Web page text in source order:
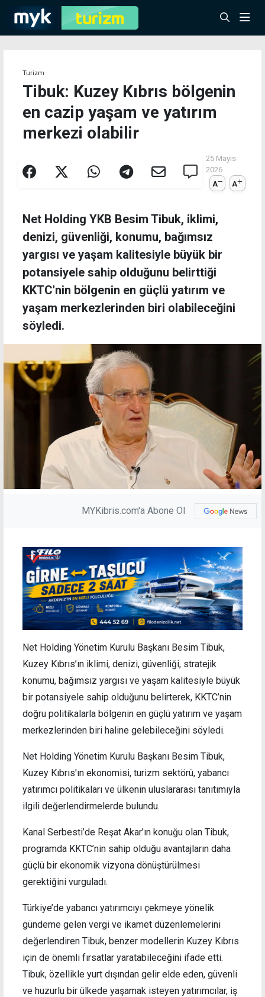
Turizm
Tibuk: Kuzey Kıbrıs bölgenin
en cazip yaşam ve yatırım
merkezi olabilir
25 Mayıs
2026
A
A
Net Holding YKB Besim Tibuk, iklimi,
denizi, güvenliği, konumu, bağımsız
yargısı ve yaşam kalitesiyle büyük bir
potansiyele sahip olduğunu belirttiği
KKTC'nin bölgenin en güçlü yatırım ve
yaşam merkezlerinden biri olabileceğini
söyledi.
MYKibris.com'a Abone Ol
Net Holding Yönetim Kurulu Başkanı Besim Tibuk,
Kuzey Kıbrıs’ın iklimi, denizi, güvenliği, stratejik
konumu, bağımsız yargısı ve yaşam kalitesiyle büyük
bir potansiyele sahip olduğunu belirterek, KKTC’nin
doğru politikalarla bölgenin en güçlü yatırım ve yaşam
merkezlerinden biri haline gelebileceğini söyledi.
Net Holding Yönetim Kurulu Başkanı Besim Tibuk,
Kuzey Kıbrıs'ın ekonomisi, turizm sektörü, yabancı
yatırımcı politikaları ve ülkenin uluslararası tanıtımıyla
ilgili değerlendirmelerde bulundu.
Kanal Serbesti’de Reşat Akar’ın konuğu olan Tibuk,
programda KKTC’nin sahip olduğu avantajların daha
güçlü bir ekonomik vizyona dönüştürülmesi
gerektiğini vurguladı.
Türkiye’de yabancı yatırımcıyı çekmeye yönelik
gündeme gelen vergi ve ikamet düzenlemelerini
değerlendiren Tibuk, benzer modellerin Kuzey Kıbrıs
için de önemli fırsatlar yaratabileceğini ifade etti.
Tibuk, özellikle yurt dışından gelir elde eden, güvenli
ve huzurlu bir ülkede yaşamak isteyen yatırımcılar, iş